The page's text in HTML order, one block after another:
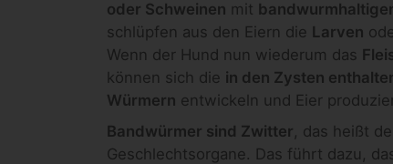
oder Schweinen mit
schlüpfen aus den Eiern die Larven
Wenn der Hund nun wiederum das
können sich die in den Zysten
Würmern entwickeln und Eier
Bandwürmer sind Zwitter , das heißt
Geschlechtsorgane. Das führt dazu,